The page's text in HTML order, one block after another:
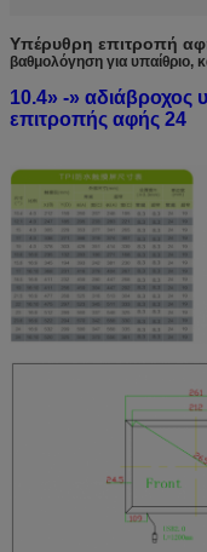
Υπέρυθρη επιτροπή
βαθμολόγηση για υπαίθριο,
10.4» -» αδιάβροχος
επιτροπής αφής 24